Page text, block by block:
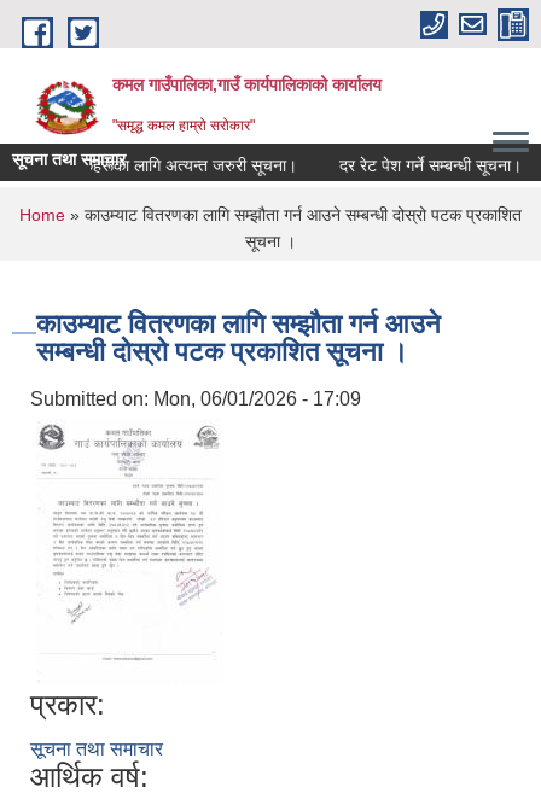
Skip to main content
कमल गाउँपालिका,गाउँ कार्यपालिकाको कार्यालय
"समृद्ध कमल हाम्रो सरोकार"
सूचना तथा समाचार
सम्बन्धी कृषकहरूका लागि अत्यन्त जरुरी सूचना। दर रेट पेश गर्ने सम्बन्धी सूचना।
You are here
Home » काउम्याट वितरणका लागि सम्झौता गर्न आउने सम्बन्धी दोस्रो पटक प्रकाशित
सूचना ।
काउम्याट वितरणका लागि सम्झौता गर्न आउने
सम्बन्धी दोस्रो पटक प्रकाशित सूचना ।
Submitted on: Mon, 06/01/2026 - 17:09
प्रकार:
सूचना तथा समाचार
आर्थिक वर्ष: